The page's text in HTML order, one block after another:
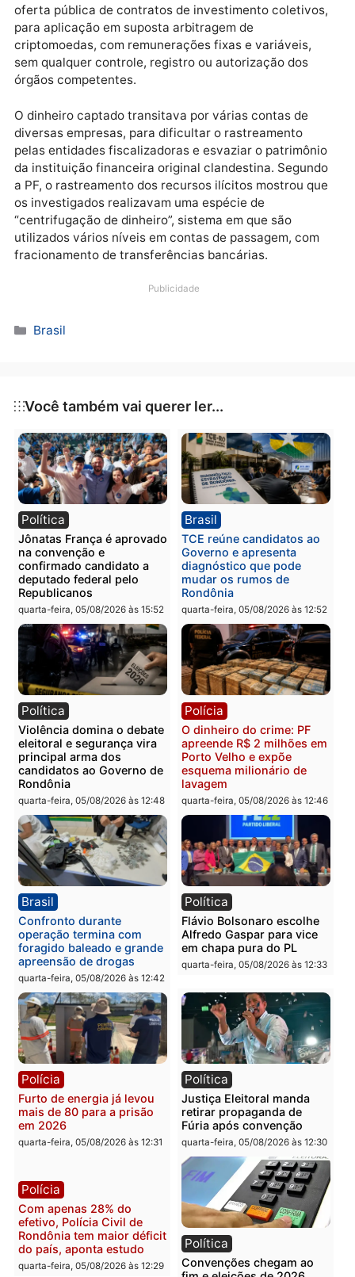
Segundo a investigação da Polícia Federal, que
começou em 2020, a quadrilha começou a atuar em
Balneário Camboriú e depois se estendeu para
e, por fim, São Paulo. A partir de instituições
financeiras e agentes do mercado de capitais sem
autorização nem registro no Banco Central e na
Comissão de Valores Mobiliários, a quadrilha fazia
oferta pública de contratos de investimento
para aplicação em suposta arbitragem de
criptomoedas, com remunerações fixas e variáveis,
sem qualquer controle, registro ou autorização dos
órgãos competentes.
O dinheiro captado transitava por várias contas de
diversas empresas, para dificultar o rastreamento
a PF, o rastreamento dos recursos ilícitos mostrou
utilizados vários níveis em contas de passagem, com
fracionamento de transferências bancárias.
Publicidade
Categorias
Brasil
Você também vai querer ler...
Política
Jônatas França é aprovado
na convenção e
confirmado candidato a
deputado federal pelo
Republicanos
Brasil
TCE reúne candidatos ao
Governo e apresenta
diagnóstico que pode
mudar os rumos de
Rondônia
Política
Violência domina o debate
eleitoral e segurança vira
principal arma dos
candidatos ao Governo de
Rondônia
quarta-feira, 05/08/2026 às 12:48
Polícia
O dinheiro do crime: PF
apreende R$ 2 milhões
esquema milionário de
lavagem
quarta-feira, 05/08/2026 às
Brasil
foragido baleado e grande
apreensão de drogas
quarta-feira, 05/08/2026 às 12:42
Política
Flávio Bolsonaro escolhe
Alfredo Gaspar para vice
em chapa pura do PL
quarta-feira, 05/08/2026 às